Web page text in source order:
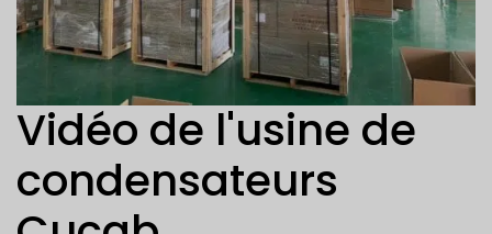
Vidéo de l'usine de
condensateurs